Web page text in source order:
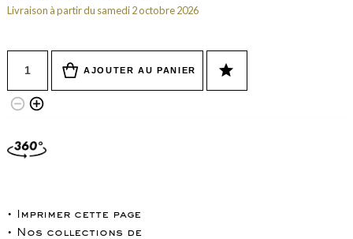
Livraison à partir du samedi 2 octobre 2026
AJOUTER AU PANIER star
remove_circle_outline add_circle_outline
• Imprimer cette page
• Nos collections de